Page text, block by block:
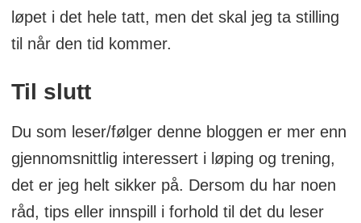
løpet i det hele tatt, men det skal jeg ta stilling
til når den tid kommer.
Til slutt
Du som leser/følger denne bloggen er mer enn
gjennomsnittlig interessert i løping og trening,
det er jeg helt sikker på. Dersom du har noen
råd, tips eller innspill i forhold til det du leser